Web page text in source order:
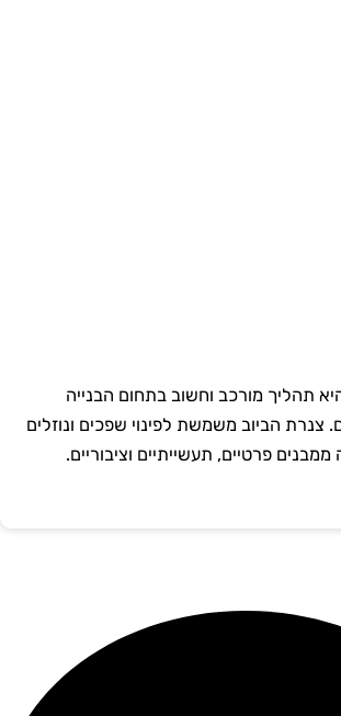
תהליך מורכב וחשוב בתחום הבנייה
צנרת הביוב משמשת לפינוי שפכים ונוזלים
פרטיים, תעשייתיים וציבוריים.